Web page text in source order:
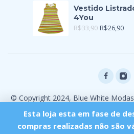
Vestido
4You
R$33,90 R$26,90
© Copyright 2024, Blue White
Esta loja esta em fase de
compras realizadas não são